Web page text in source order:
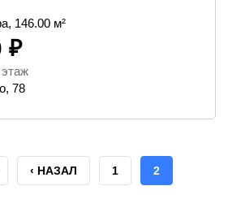
146.00 м²
₽
78
ПРЕДЫДУЩАЯ
‹ НАЗАЛ СТРАНИЦА
1 ТЕКУЩАЯ
2